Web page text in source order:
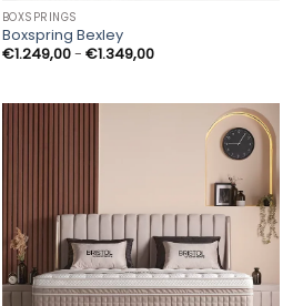
BOXSPRINGS
Boxspring Bexley
€1.249,00- €1.349,00Prijsklasse: